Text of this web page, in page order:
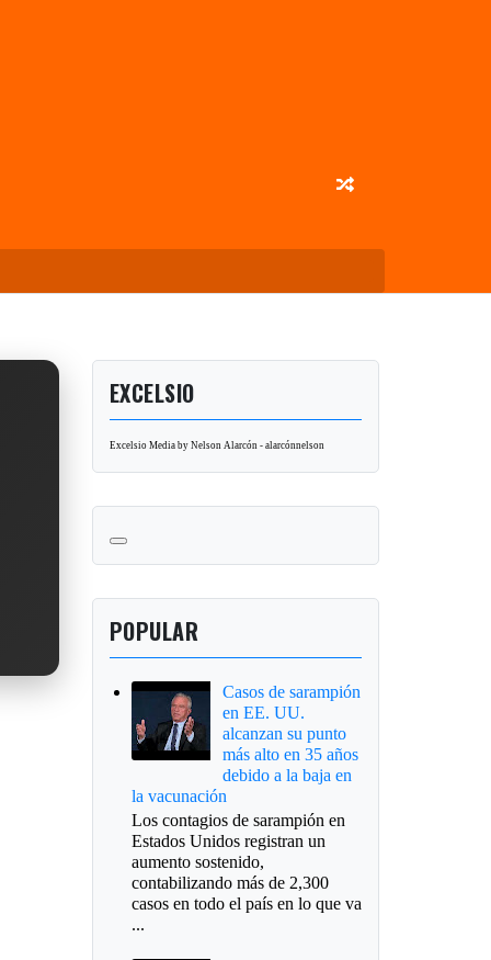
EXCELSIO
Excelsio Media by Nelson Alarcón - alarcónnelson
POPULAR
Casos de sarampión
en EE. UU.
alcanzan su punto
más alto en 35 años
debido a la baja en
la vacunación
Los contagios de sarampión en
Estados Unidos registran un
aumento sostenido,
contabilizando más de 2,300
casos en todo el país en lo que va
...